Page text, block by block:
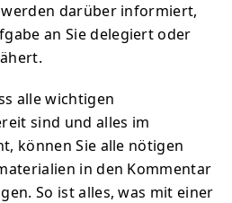
darüber informiert,
an Sie delegiert oder
alle wichtigen
sind und alles im
können Sie alle nötigen
in den Kommentar
So ist alles, was mit einer